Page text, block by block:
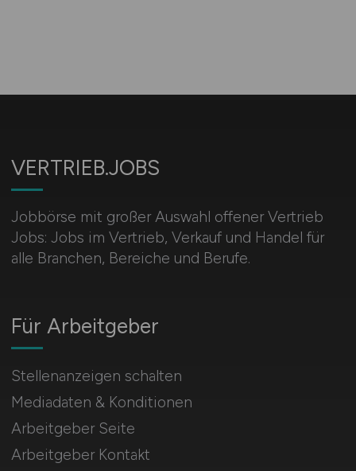
VERTRIEB.JOBS
Jobbörse mit großer Auswahl offener Vertrieb
Jobs: Jobs im Vertrieb, Verkauf und Handel für
alle Branchen, Bereiche und Berufe.
Für Arbeitgeber
Stellenanzeigen schalten
Mediadaten & Konditionen
Arbeitgeber Seite
Arbeitgeber Kontakt